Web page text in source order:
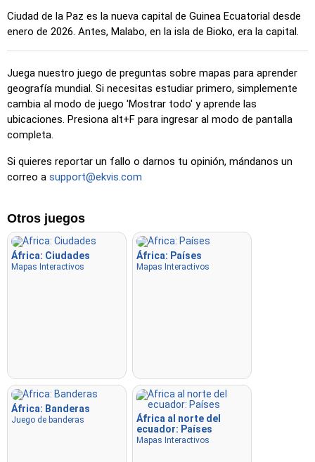
Haz clic en…: Haz clic exactamente en la ubicación
Haz clic en… (difícil): Como 'Haz clic en…', pero las
ubicaciones vuelven a su color original después de ser
seleccionadas.
Haz clic en… (sin fronteras) : Como 'Haz clic en…', pero
sin bordes visibles, lo que lo hace más desafiante.
Haz clic en… (banderas) : Como 'Haz clic en…', pero solo
se muestra una bandera, sin nombres.
haciendo clic o presionando las teclas 1–4.
Escribir al azar: Escribe los nombres de las ubicaciones en
cualquier orden; se resaltarán en el mapa a medida que
avances.
Ciudad de la Paz es la nueva capital de Guinea Ecuatorial desde
enero de 2026. Antes, Malabo, en la isla de Bioko, era la capital.
Juega nuestro juego de preguntas sobre mapas para aprender
geografía mundial. Si necesitas estudiar primero, simplemente
cambia al modo de juego 'Mostrar todo' y aprende las
ubicaciones. Presiona alt+F para ingresar al modo de pantalla
completa.
Si quieres reportar un fallo o darnos tu opinión, mándanos un
correo a support@ekvis.com
Otros juegos
África: Ciudades
Mapas Interactivos
África: Países
Mapas Interactivos
África: Banderas
Juego de banderas
África al norte del
ecuador: Países
Mapas Interactivos